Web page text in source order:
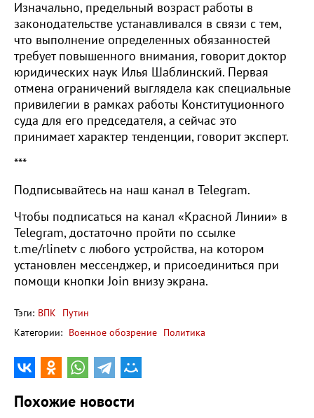
Изначально, предельный возраст работы в
законодательстве устанавливался в связи с тем,
что выполнение определенных обязанностей
требует повышенного внимания, говорит доктор
юридических наук Илья Шаблинский. Первая
отмена ограничений выглядела как специальные
привилегии в рамках работы Конституционного
суда для его председателя, а сейчас это
принимает характер тенденции, говорит эксперт.
***
Подписывайтесь на наш канал в Telegram.
Чтобы подписаться на канал «Красной Линии» в
Telegram, достаточно пройти по ссылке
t.me/rlinetv с любого устройства, на котором
установлен мессенджер, и присоединиться при
помощи кнопки Join внизу экрана.
Тэги: ВПК
Путин
Категории: Военное обозрение Политика
Похожие новости